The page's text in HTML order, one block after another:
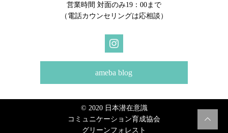
営業時間 対面のみ19：00まで
（電話カウンセリングは応相談）
ameba blog
© 2020 日本潜在意識
コミュニケーション育成協会
グリーンフォレスト